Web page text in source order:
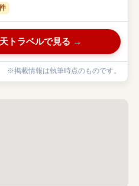
トラベルで見る →
※掲載情報は執筆時点のものです。